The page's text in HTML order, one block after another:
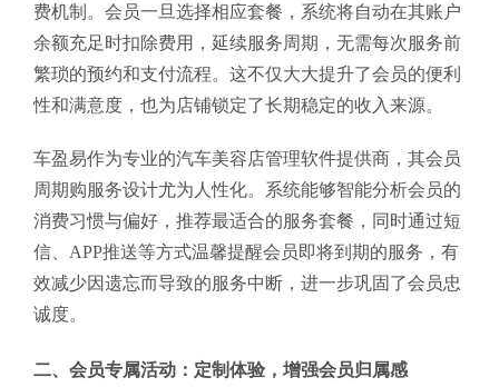
费机制。会员一旦选择相应套餐，系统将自动在其账户
余额充足时扣除费用，延续服务周期，无需每次服务前
繁琐的预约和支付流程。这不仅大大提升了会员的便利
性和满意度，也为店铺锁定了长期稳定的收入来源。
车盈易作为专业的汽车美容店管理软件提供商，其会员
周期购服务设计尤为人性化。系统能够智能分析会员的
消费习惯与偏好，推荐最适合的服务套餐，同时通过短
信、APP推送等方式温馨提醒会员即将到期的服务，有
效减少因遗忘而导致的服务中断，进一步巩固了会员忠
诚度。
二、会员专属活动：定制体验，增强会员归属感